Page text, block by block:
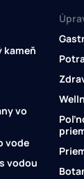
kameň
vo
vode
vodou